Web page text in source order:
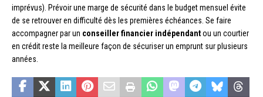
imprévus). Prévoir une marge de sécurité dans le budget mensuel évite
de se retrouver en difficulté dès les premières échéances. Se faire
accompagner par un conseiller financier indépendantou un courtier
en crédit reste la meilleure façon de sécuriser un emprunt sur plusieurs
années.